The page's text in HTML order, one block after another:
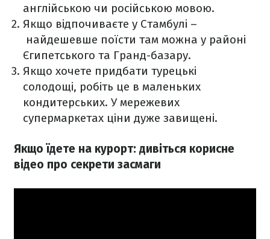
англійською чи російською мовою.
Якщо відпочиваєте у Стамбулі –
найдешевше поїсти там можна у районі
Єгипетського та Гранд-базару.
Якщо хочете придбати турецькі
солодощі, робіть це в маленьких
кондитерських. У мережевих
супермаркетах ціни дуже завищені.
Якщо їдете на курорт: дивіться корисне
відео про секрети засмаги